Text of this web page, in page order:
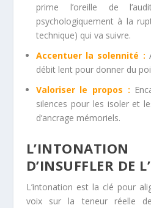
prime l’oreille de
psychologiquement à la
technique) qui va suivre.
Accentuer la solennité :
débit lent pour donner du
Valoriser le propos :
silences pour les isoler et
d’ancrage mémoriels.
D’INSUFFLER DE
L’intonation est la clé pour
voix sur la teneur réelle